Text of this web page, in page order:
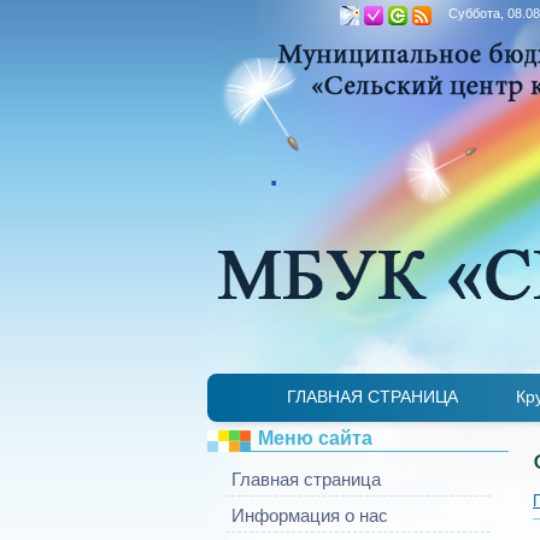
Суббота,
.
ГЛАВНАЯ СТРАНИЦА
Меню сайта
Главная страница
Информация о нас